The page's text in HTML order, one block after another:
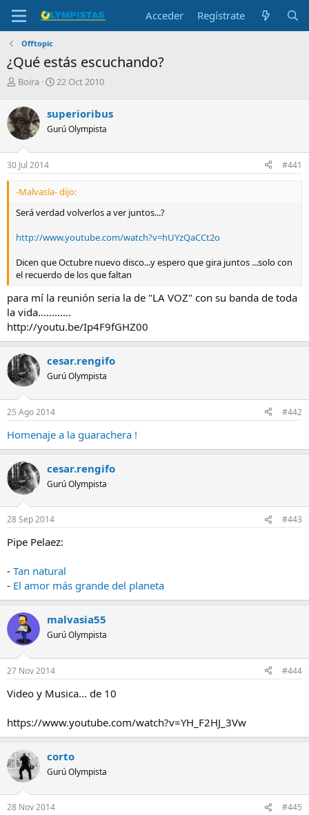
Acceder Regístrate
Offtopic
¿Qué estás escuchando?
I
i
c
i
a
d
o
r
d
l
e
a
Boira
F
h
a
e
n
i
i
22 Oct 2010
superioribus
Gurú Olympista
30 Jul 2014 #441
-Malvasía- dijo:
Será verdad volverlos a ver juntos...?
http://www.youtube.com/watch?v=hUYzQaCCt2o
Dicen que Octubre nuevo disco...y espero que gira juntos ...solo con
el recuerdo de los que faltan
para mí la reunión seria la de "LA VOZ" con su banda de toda
la vida............
http://youtu.be/Ip4F9fGHZ00
cesar.rengifo
Gurú Olympista
25 Ago 2014 #442
Homenaje a la guarachera !
cesar.rengifo
Gurú Olympista
28 Sep 2014 #443
Pipe Pelaez:
- Tan natural
- El amor más grande del planeta
malvasia55
Gurú Olympista
27 Nov 2014 #444
Video y Musica... de 10
https://www.youtube.com/watch?v=YH_F2HJ_3Vw
corto
Gurú Olympista
28 Nov 2014 #445